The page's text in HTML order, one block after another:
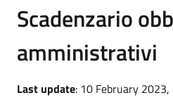
Scadenzario
amministrativi
Last update: 10 February